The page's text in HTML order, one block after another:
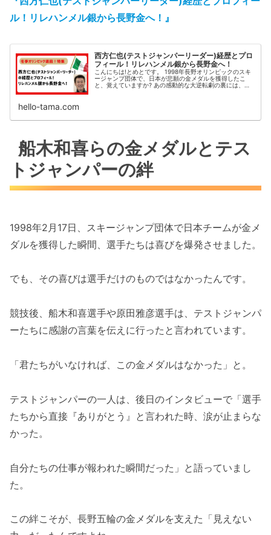
ル！リレハンメル銀から長野金へ！』
西方仁也(テストジャンパーリーダー)経歴とプロ
フィール！リレハンメル銀から長野金へ！
こんにちは!とめとです。 1998年長野オリンピックのスキ
ージャンプ団体で、日本が悲願の金メダルを獲得したこ
と、覚えていますか? あの感動的な大逆転劇の裏には、実
hello-tama.com
船木和喜らの金メダルとテス
トジャンパーの絆
1998年2月17日、スキージャンプ団体で日本チームが金メ
ダルを獲得した瞬間、選手たちは喜びを爆発させました。
でも、その喜びは選手だけのものではなかったんです。
競技後、船木和喜選手や原田雅彦選手は、テストジャンパ
ーたちに感謝の言葉を伝えに行ったと言われています。
「君たちがいなければ、この金メダルはなかった」と。
テストジャンパーの一人は、後日のインタビューで「選手
たちから直接『ありがとう』と言われた時、涙が止まらな
かった。
自分たちの仕事が報われた瞬間だった」と語っていまし
た。
この絆こそが、長野五輪の金メダルを支えた「見えない